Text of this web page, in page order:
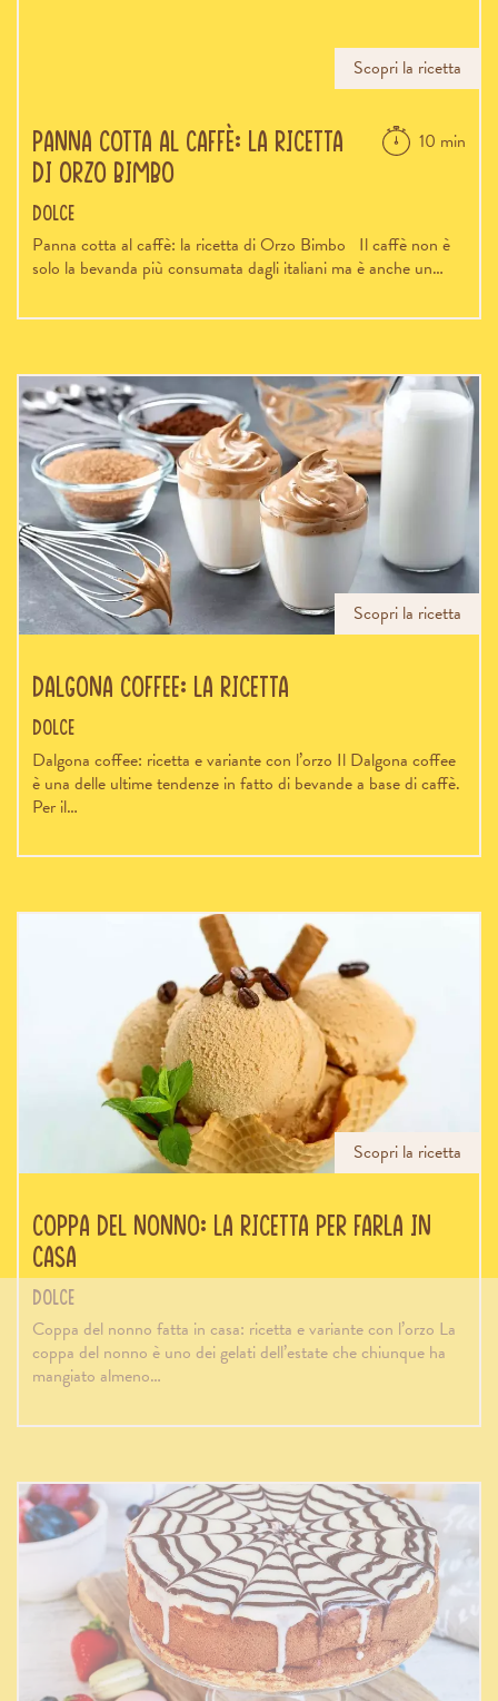
Scopri la ricetta
Panna cotta al caffè: la ricetta
di Orzo Bimbo
Dolce
10 min
Panna cotta al caffè: la ricetta di Orzo Bimbo Il caffè non è
solo la bevanda più consumata dagli italiani ma è anche un…
Scopri la ricetta
Dalgona coffee: la ricetta
Dolce
Dalgona coffee: ricetta e variante con l’orzo Il Dalgona coffee
è una delle ultime tendenze in fatto di bevande a base di caffè.
Per il…
Scopri la ricetta
Coppa del nonno: la ricetta per farla in
casa
Dolce
Coppa del nonno fatta in casa: ricetta e variante con l’orzo La
coppa del nonno è uno dei gelati dell’estate che chiunque ha
mangiato almeno…